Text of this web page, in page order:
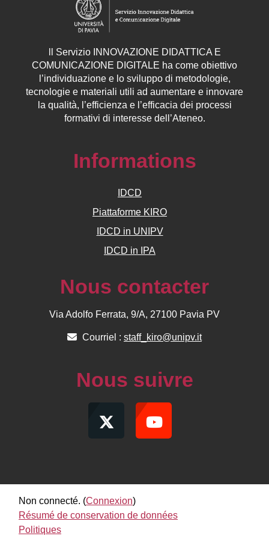
Servizio INNOVAZIONE DIDATTICA E
COMUNICAZIONE DIGITALE ha come obiettivo
l’individuazione e lo sviluppo di metodologie,
tecnologie e materiali utili ad aumentare e innovare
la qualità, l’efficienza e l’efficacia dei processi
formativi di interesse dell’Ateneo.
Informations
IDCD
Piattaforme KIRO
IDCD in UNIPV
IDCD in IPA
Nous contacter
Via Adolfo Ferrata, 9/A, 27100 Pavia PV
Courriel : staff_kiro@unipv.it
Nous suivre
Non connecté. (Connexion)
Résumé de conservation de données
Politiques